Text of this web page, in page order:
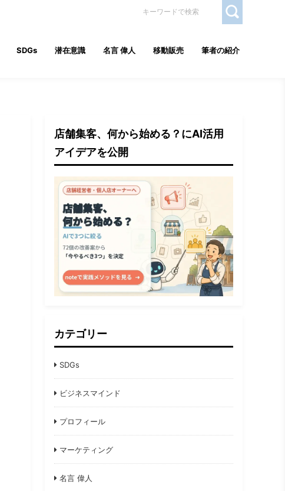
SDGs 潜在意識 名言 偉人 移動販売 筆者の紹介
店舗集客、何から始める？にAI活用
アイデアを公開
カテゴリー
SDGs
ビジネスマインド
プロフィール
マーケティング
名言 偉人